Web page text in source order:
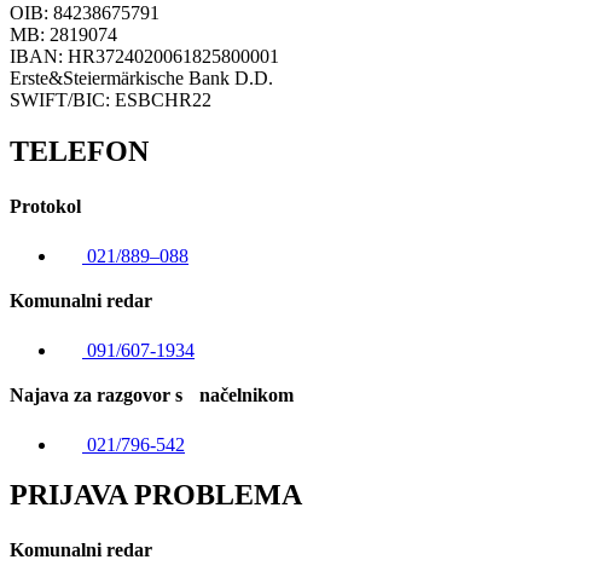
OIB: 84238675791
MB: 2819074
IBAN: HR3724020061825800001
Erste&Steiermärkische Bank D.D.
SWIFT/BIC: ESBCHR22
TELEFON
Protokol
021/889–088
Komunalni redar
091/607-1934
Najava za razgovor s načelnikom
021/796-542
PRIJAVA PROBLEMA
Komunalni redar